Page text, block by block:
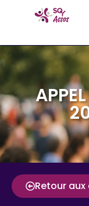
Retour